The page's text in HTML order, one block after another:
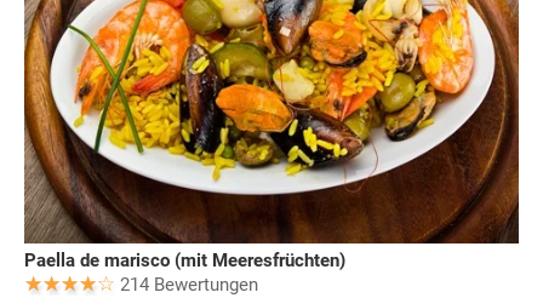
Paella de marisco (mit Meeresfrüchten)
214 Bewertungen